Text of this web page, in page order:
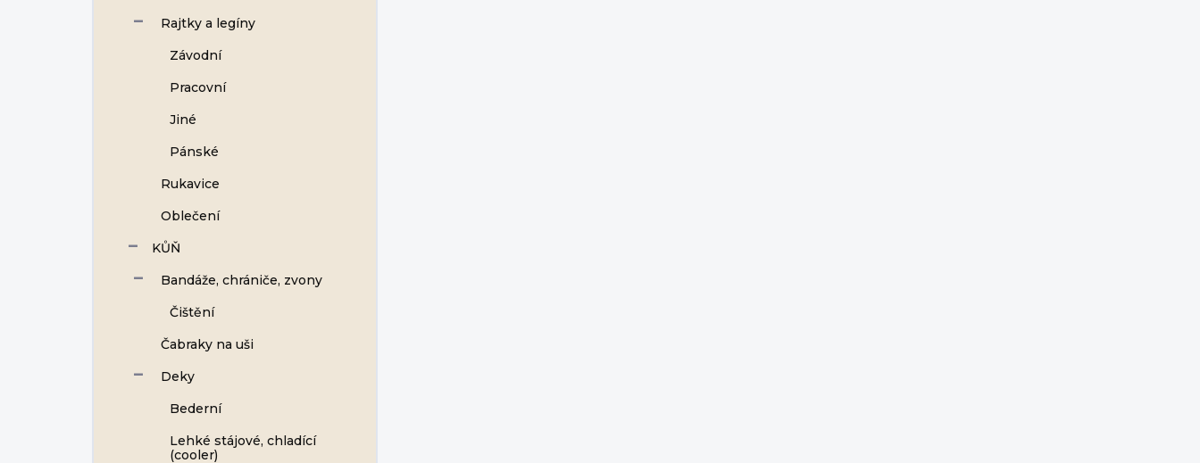
Rajtky a legíny
Závodní
Pracovní
Jiné
Pánské
Rukavice
Oblečení
KŮŇ
Bandáže, chrániče, zvony
Čištění
Čabraky na uši
Deky
Bederní
Lehké stájové, chladící
(cooler)